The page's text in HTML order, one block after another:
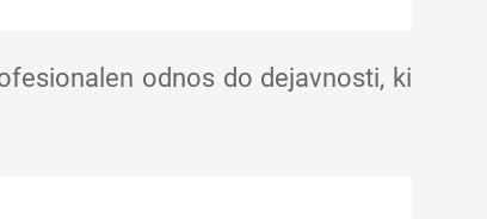
odnos do dejavnosti, ki